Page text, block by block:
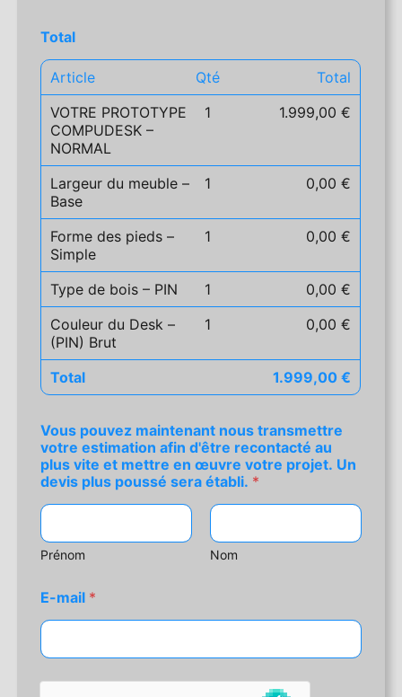
Total
Article Qté
Total
VOTRE PROTOTYPE
COMPUDESK –
NORMAL
1 1.999,00 €
Largeur du meuble –
Base
1 0,00 €
Forme des pieds –
Simple
1 0,00 €
Type de bois – PIN 1
0,00 €
Couleur du Desk –
(PIN) Brut
1 0,00 €
Total 1.999,00 €
Vous pouvez maintenant nous transmettre
votre estimation afin d'être recontacté au
plus vite et mettre en œuvre votre projet. Un
devis plus poussé sera établi. *
Prénom Nom
o
t
e
i
E-mail *